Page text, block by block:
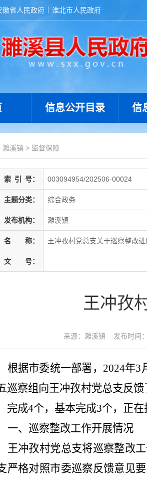
徽省人民政府 淮北市人民政府
信息公开目录 信
濉溪镇 > 监督保障
索 引 号： 003094954/202506-00024
主题分类： 综合政务
发布机构： 濉溪镇
名 称： 王冲孜村党总支关于巡察整改
文 号：
王冲孜
来源：濉溪镇 发布时间
根据市委统一部署， 2024年3
巡察组向王冲孜村党总支反馈
完成4个，基本完成3个，正在
一、巡察整改工作开展情况
王冲孜村党总支将巡察整改
严格对照市委巡察反馈意见